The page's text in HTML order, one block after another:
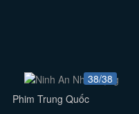
38/38
Phim Trung Quốc